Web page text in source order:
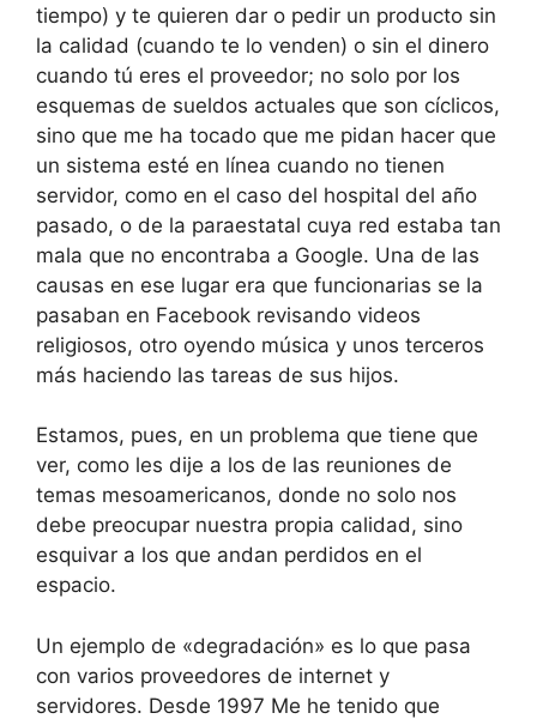
tiempo) y te quieren dar o pedir un producto sin
la calidad (cuando te lo venden) o sin el dinero
cuando tú eres el proveedor; no solo por los
esquemas de sueldos actuales que son cíclicos,
sino que me ha tocado que me pidan hacer que
un sistema esté en línea cuando no tienen
servidor, como en el caso del hospital del año
pasado, o de la paraestatal cuya red estaba tan
mala que no encontraba a Google. Una de las
causas en ese lugar era que funcionarias se la
pasaban en Facebook revisando videos
religiosos, otro oyendo música y unos terceros
más haciendo las tareas de sus hijos.
Estamos, pues, en un problema que tiene que
ver, como les dije a los de las reuniones de
temas mesoamericanos, donde no solo nos
debe preocupar nuestra propia calidad, sino
esquivar a los que andan perdidos en el
espacio.
Un ejemplo de «degradación» es lo que pasa
con varios proveedores de internet y
servidores. Desde 1997 Me he tenido que